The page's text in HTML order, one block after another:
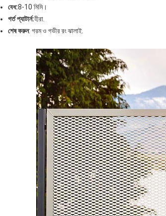
বেধ:8-10 মিমি।
গর্ত প্যাটার্ন:হীরা.
শেষ করুন: গরম ও গভীর রং ঝালাই.